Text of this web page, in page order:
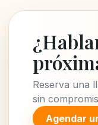
Reserva una
sin
Agendar